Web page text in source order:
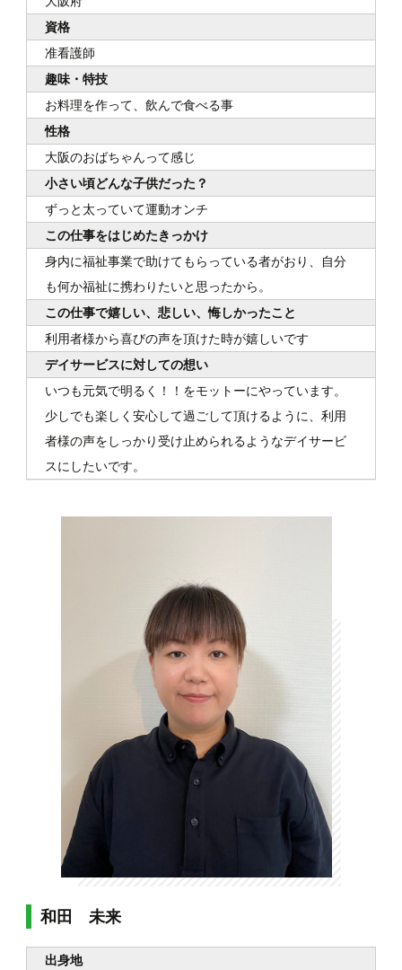
資格
准看護師
趣味・特技
お料理を作って、飲んで食べる事
性格
大阪のおばちゃんって感じ
小さい頃どんな子供だった？
ずっと太っていて運動オンチ
この仕事をはじめたきっかけ
身内に福祉事業で助けてもらっている者がおり、自分
も何か福祉に携わりたいと思ったから。
この仕事で嬉しい、悲しい、悔しかったこと
利用者様から喜びの声を頂けた時が嬉しいです
デイサービスに対しての想い
いつも元気で明るく！！をモットーにやっています。
少しでも楽しく安心して過ごして頂けるように、利用
者様の声をしっかり受け止められるようなデイサービ
スにしたいです。
和田 未来
出身地